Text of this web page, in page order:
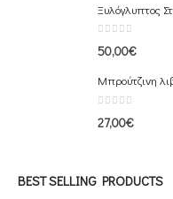
Ξυλόγλυπτος
50,00€
Μπρούτζινη
27,00€
BEST SELLING PRODUCTS